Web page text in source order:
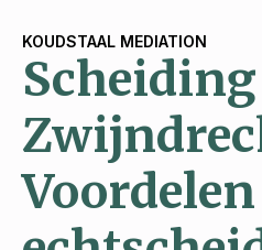
KOUDSTAAL MEDIATION